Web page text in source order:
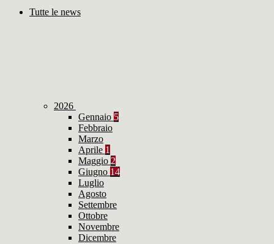
Tutte le news
2026
Gennaio 5
Febbraio
Marzo
Aprile 1
Maggio 2
Giugno 14
Luglio
Agosto
Settembre
Ottobre
Novembre
Dicembre